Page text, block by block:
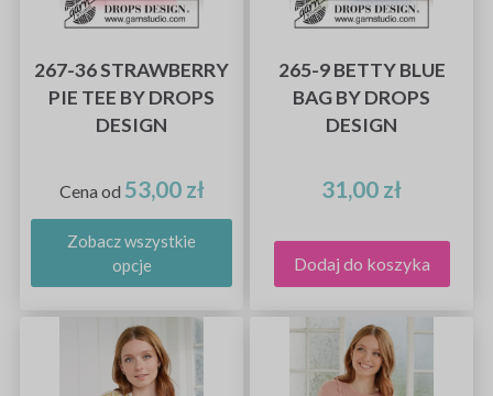
267-36 STRAWBERRY
PIE TEE BY DROPS
DESIGN
Cena od 53,00 zł
Zobacz wszystkie
opcje
265-9 BETTY BLUE
BAG BY DROPS
DESIGN
31,00 zł
Dodaj do koszyka